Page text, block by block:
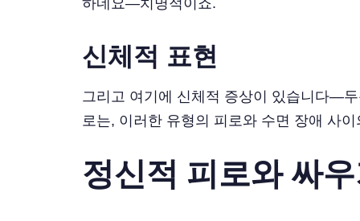
하네요—치명적이죠.
신체적 표현
그리고 여기에 신체적 증상이 있습니다—
로는, 이러한 유형의 피로와 수면 장애 사
정신적 피로와 싸